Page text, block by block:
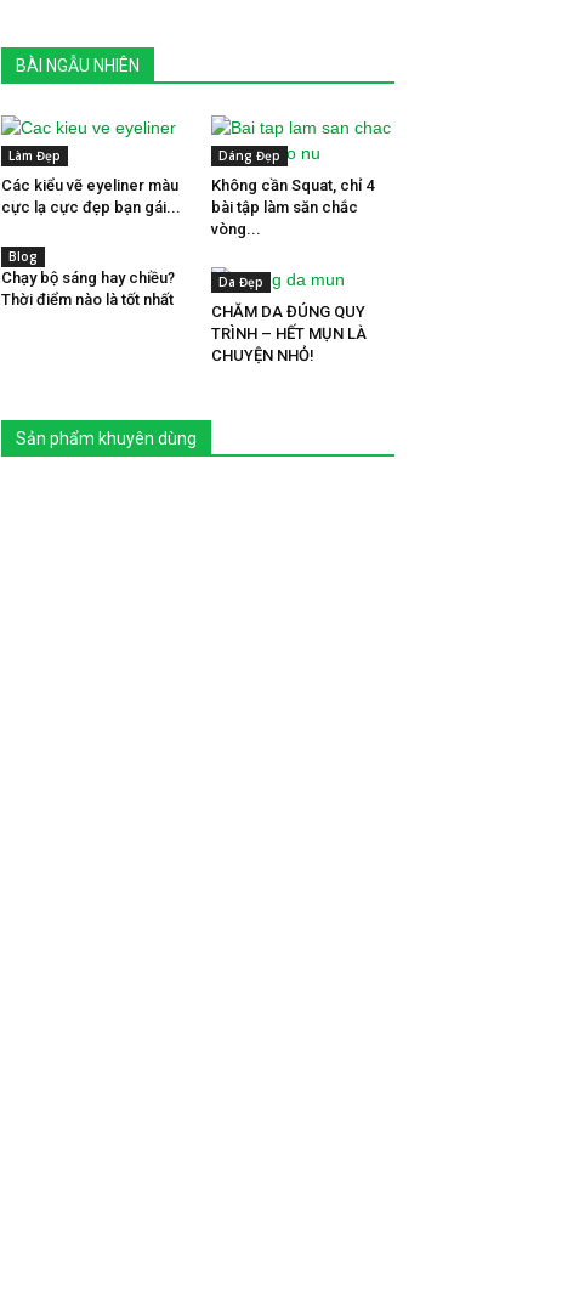
BÀI NGẪU NHIÊN
Làm Đẹp
Các kiểu vẽ eyeliner màu
cực lạ cực đẹp bạn gái...
Dáng Đẹp
Không cần Squat, chỉ 4
bài tập làm săn chắc
vòng...
Blog
Chạy bộ sáng hay chiều?
Thời điểm nào là tốt nhất
Da Đẹp
CHĂM DA ĐÚNG QUY
TRÌNH – HẾT MỤN LÀ
CHUYỆN NHỎ!
Sản phẩm khuyên dùng